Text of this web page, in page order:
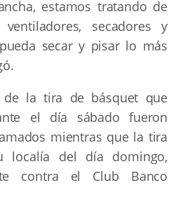
estamos tratando de
secadores y
secar y pisar lo más
la tira de básquet que
el día sábado fueron
mientras que la tira
localía del día domingo,
contra el Club Banco